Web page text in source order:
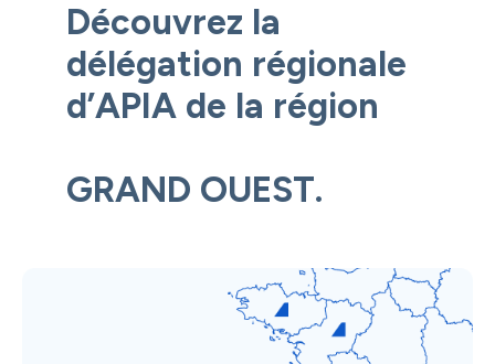
Découvrez la
délégation régionale
d’APIA de la région
GRAND OUEST.